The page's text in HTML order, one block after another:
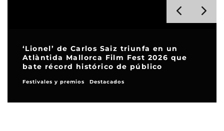
‘Lionel’ de Carlos Saiz triunfa en un
Atlàntida Mallorca Film Fest 2026 que
bate récord histórico de público
Festivales y premios Destacados